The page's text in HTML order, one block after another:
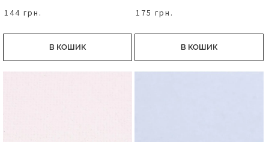
144 грн.
В КОШИК
175 грн.
В КОШИК